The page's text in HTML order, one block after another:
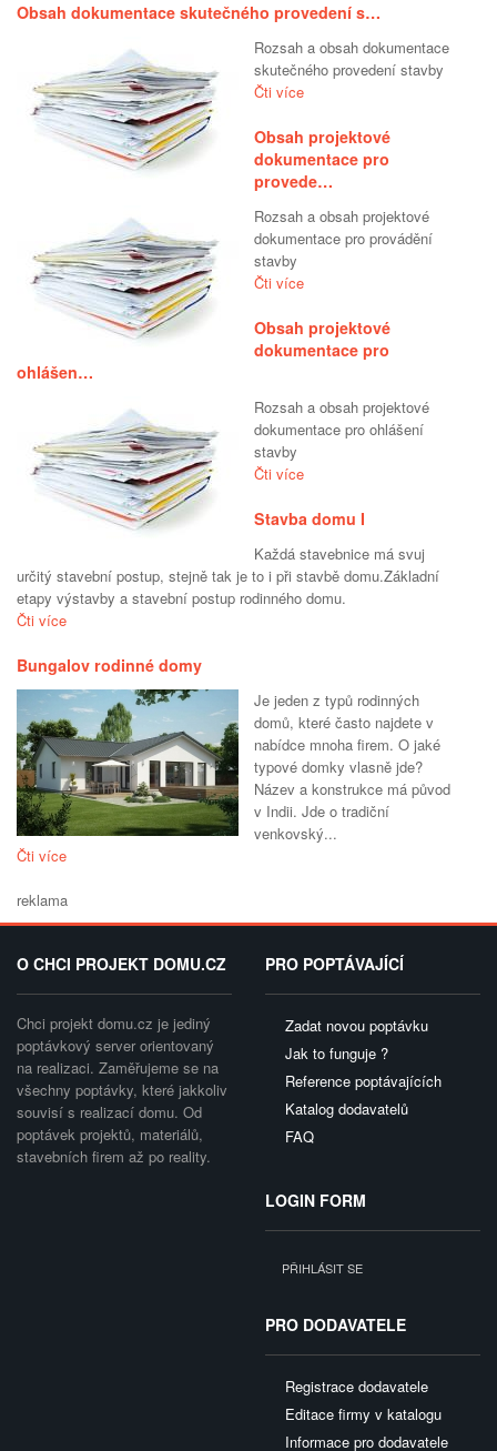
Obsah dokumentace skutečného provedení s…
Rozsah a obsah dokumentace
skutečného provedení stavby
Čti více
Obsah projektové
dokumentace pro
provede…
Rozsah a obsah projektové
dokumentace pro provádění
stavby
Čti více
Obsah projektové
dokumentace pro
ohlášen…
Rozsah a obsah projektové
dokumentace pro ohlášení
stavby
Čti více
Stavba domu I
Každá stavebnice má svuj
určitý stavební postup, stejně tak je to i při stavbě domu.Základní
etapy výstavby a stavební postup rodinného domu.
Čti více
Bungalov rodinné domy
Je jeden z typů rodinných
domů, které často najdete v
nabídce mnoha firem. O jaké
typové domky vlasně jde?
Název a konstrukce má původ
v Indii. Jde o tradiční
venkovský...
Čti více
reklama
O CHCI PROJEKT DOMU.CZ
Chci projekt domu.cz je jediný
poptávkový server orientovaný
na realizaci. Zaměřujeme se na
všechny poptávky, které jakkoliv
souvisí s realizací domu. Od
poptávek projektů, materiálů,
stavebních firem až po reality.
PRO POPTÁVAJÍCÍ
Zadat novou poptávku
Jak to funguje ?
Reference poptávajících
Katalog dodavatelů
FAQ
LOGIN FORM
PŘIHLÁSIT SE
PRO DODAVATELE
Registrace dodavatele
Editace firmy v katalogu
Informace pro dodavatele